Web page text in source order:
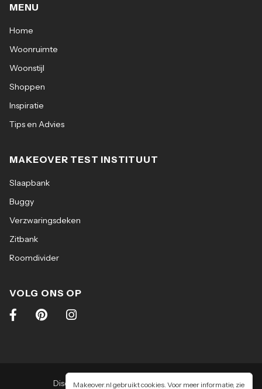
Makeover.nl gebruikt cookies. Voor meer informatie, zie
MENU
Home
Woonruimte
Woonstijl
Shoppen
Inspiratie
Tips en Advies
MAKEOVER TEST INSTITUUT
Slaapbank
Buggy
Verzwaringsdeken
Zitbank
Roomdivider
VOLG ONS OP
Disclaimer | Algemene voorwaarden |